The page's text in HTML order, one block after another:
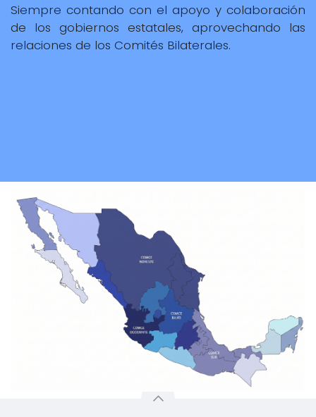
Siempre contando con el apoyo y colaboración
de los gobiernos estatales, aprovechando las
relaciones de los Comités Bilaterales.